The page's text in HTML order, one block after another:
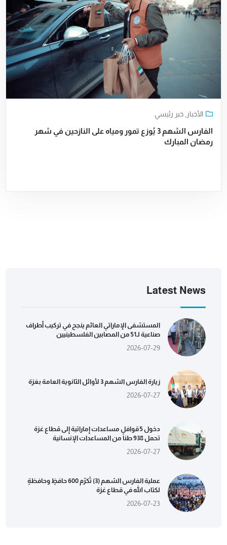
الأخبار ,خبر رئيسي
الفارس الشهم 3 يُوزع تمور ومياه على النازحين في شهر
رمضان المبارك
Latest News
المستشفى الإماراتي العائم ينجح في تركيب أطراف
صناعية لـ51 من المصابين الفلسطينيين
2026-07-29
زيارة الفارس الشهم 3 لأوائل الثانوية العامة بغزة
2026-07-27
دخول 5 قوافل مساعدات إماراتية إلى قطاع غزة
تحمل 938 طناً من المساعدات الإنسانية
2026-07-27
عملية الفارس الشهم (3) تُكرّم 600 حافظٍ وحافظةٍ
لكتاب الله في قطاع غزة
2026-07-23